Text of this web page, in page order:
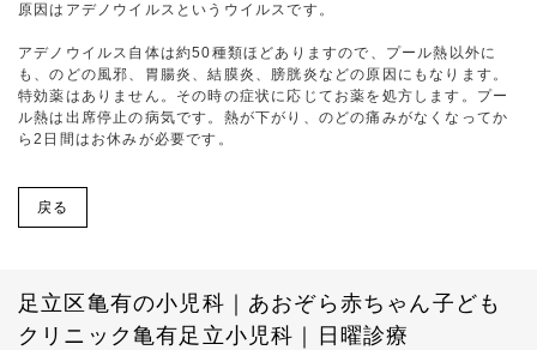
原因はアデノウイルスというウイルスです。
アデノウイルス自体は約50種類ほどありますので、プール熱以外に
も、のどの風邪、胃腸炎、結膜炎、膀胱炎などの原因にもなります。
特効薬はありません。その時の症状に応じてお薬を処方します。プー
ル熱は出席停止の病気です。熱が下がり、のどの痛みがなくなってか
ら2日間はお休みが必要です。
戻る
足立区亀有の小児科｜あおぞら赤ちゃん子ども
クリニック亀有足立小児科｜日曜診療